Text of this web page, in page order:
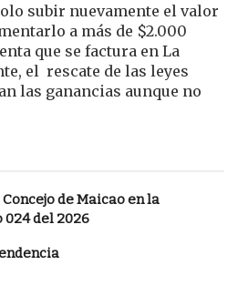
subir nuevamente el valor
a más de $2.000
que se factura en La
el rescate de las leyes
las ganancias aunque no
de Maicao en la
del 2026